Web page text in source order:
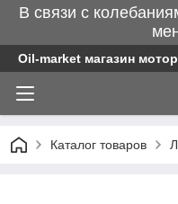
В связи с
Oil-market магазин
Каталог товаров